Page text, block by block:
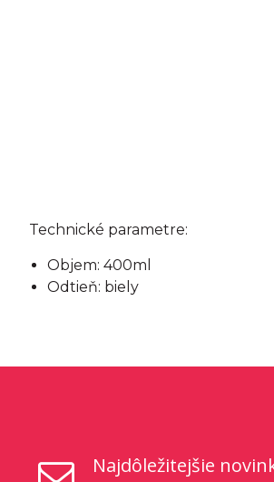
Technické parametre:
Objem: 400ml
Odtieň: biely
Najdôležitejšie